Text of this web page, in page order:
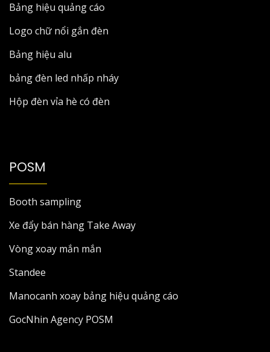
Bảng hiệu quảng cáo
Logo chữ nổi gắn đèn
Bảng hiệu alu
bảng đèn led nhấp nháy
Hộp đèn vỉa hè có đèn
POSM
Booth sampling
Xe đẩy bán hàng Take Away
Vòng xoay mắn mắn
Standee
Manocanh xoay bảng hiệu quảng cáo
GocNhin Agency POSM